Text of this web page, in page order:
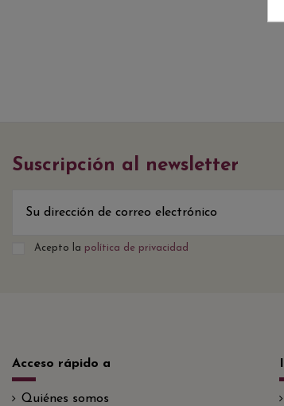
Suscripción al newsletter
Acepto la política de privacidad
Acceso rápido a
Quiénes somos